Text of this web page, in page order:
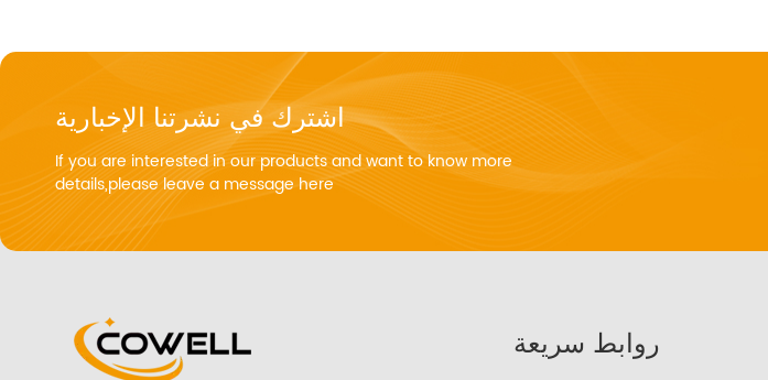
اشترك في نشرتنا الإخبارية
If you are interested in our products and want to know more
details,please leave a message here
روابط سريعة